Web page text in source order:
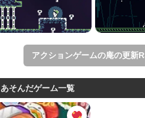
アクションゲームの庵の更新
あそんだゲーム一覧